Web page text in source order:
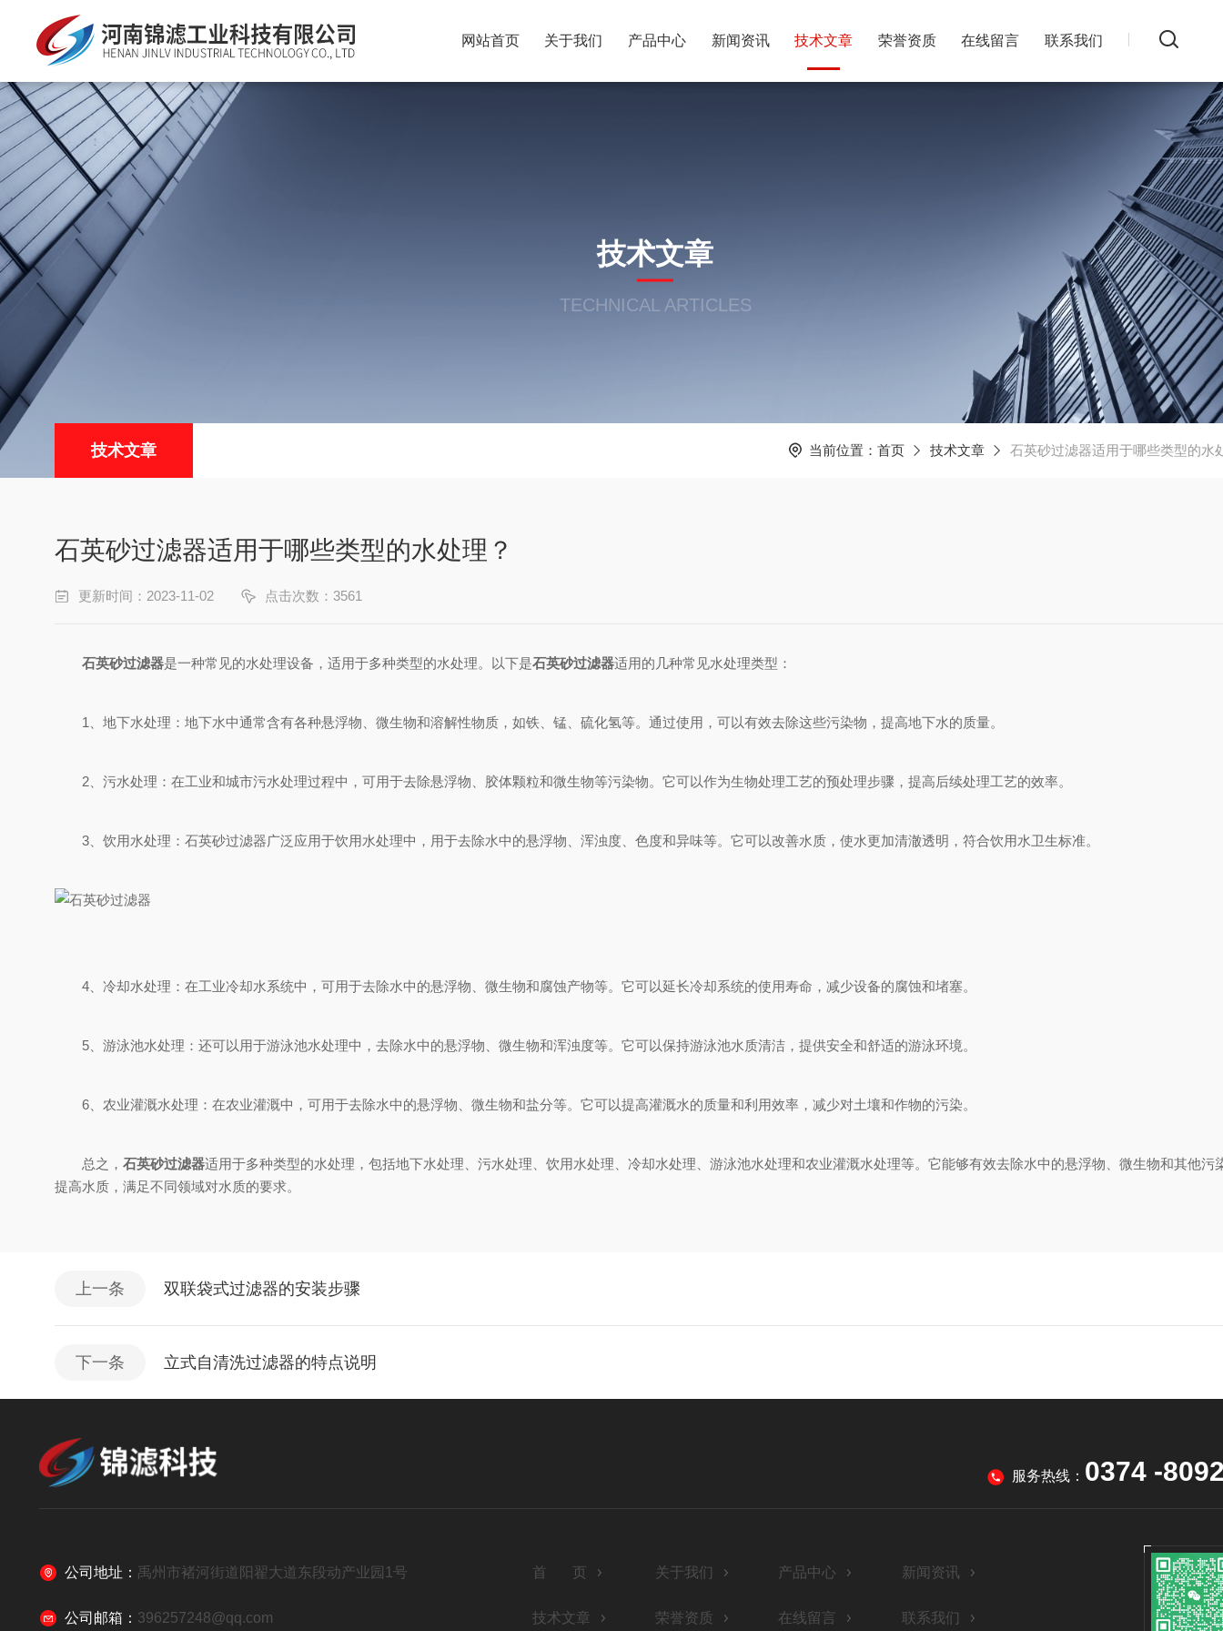
网站首页 关于我们 产品中心 新闻资讯 技术文章 荣誉资质 在线留言 联系我们
技术文章
TECHNICAL ARTICLES
技术文章 当前位置： 首页 技术文章 石英砂过滤器适用于哪些类型的水
石英砂过滤器适用于哪些类型的水处理？
更新时间：2023-11-02 点击次数：3561
石英砂过滤器是一种常见的水处理设备，适用于多种类型的水处理。以下是石英砂过滤器适用的几种常见水处理类型：
1、地下水处理：地下水中通常含有各种悬浮物、微生物和溶解性物质，如铁、锰、硫化氢等。通过使用，可以有效去除这些污染物，提高地下水的质量。
2、污水处理：在工业和城市污水处理过程中，可用于去除悬浮物、胶体颗粒和微生物等污染物。它可以作为生物处理工艺的预处理步骤，提高后续处理工艺的效率。
3、饮用水处理：石英砂过滤器广泛应用于饮用水处理中，用于去除水中的悬浮物、浑浊度、色度和异味等。它可以改善水质，使水更加清澈透明，符合饮用水卫生标准。
4、冷却水处理：在工业冷却水系统中，可用于去除水中的悬浮物、微生物和腐蚀产物等。它可以延长冷却系统的使用寿命，减少设备的腐蚀和堵塞。
5、游泳池水处理：还可以用于游泳池水处理中，去除水中的悬浮物、微生物和浑浊度等。它可以保持游泳池水质清洁，提供安全和舒适的游泳环境。
6、农业灌溉水处理：在农业灌溉中，可用于去除水中的悬浮物、微生物和盐分等。它可以提高灌溉水的质量和利用效率，减少对土壤和作物的污染。
总之， 石英砂过滤器适用于多种类型的水处理，包括地下水处理、污水处理、饮用水处理、冷却水处理、游泳池水处理和农业灌溉水处理等。它能够有效去除水中的悬浮物、微生物和其他污
提高水质，满足不同领域对水质的要求。
上一条 双联袋式过滤器的安装步骤
下一条 立式自清洗过滤器的特点说明
服务热线： 0374 -
公司地址： 禹州市褚河街道阳翟大道东段动产业园1号
公司邮箱： 396257248@qq.com
首 页 关于我们 产品中心 新闻资讯
技术文章 荣誉资质 在线留言 联系我们